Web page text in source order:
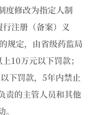
度修改为指定人制
注册（备案）义
规定，由省级药监局
10万元以下罚款；
下罚款，5年内禁止
责的主管人员和其他